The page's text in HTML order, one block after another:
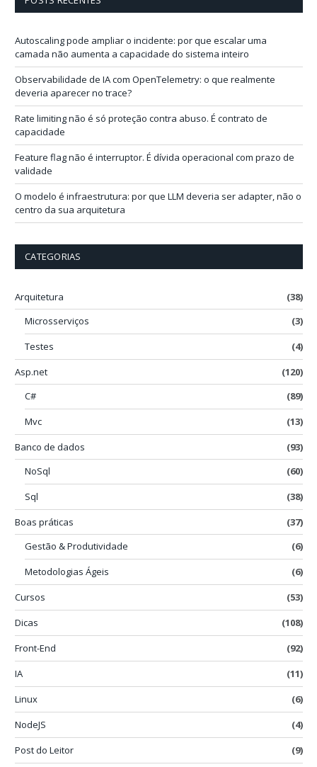
i
l
Autoscaling pode ampliar o incidente: por que escalar uma
camada não aumenta a capacidade do sistema inteiro
Observabilidade de IA com OpenTelemetry: o que realmente
deveria aparecer no trace?
Rate limiting não é só proteção contra abuso. É contrato de
capacidade
Feature flag não é interruptor. É dívida operacional com prazo de
validade
O modelo é infraestrutura: por que LLM deveria ser adapter, não o
centro da sua arquitetura
CATEGORIAS
Arquitetura
(38)
Microsserviços
(3)
Testes
(4)
Asp.net
(120)
C#
(89)
Mvc
(13)
Banco de dados
(93)
NoSql
(60)
Sql
(38)
Boas práticas
(37)
Gestão & Produtividade
(6)
Metodologias Ágeis
(6)
Cursos
(53)
Dicas
(108)
Front-End
(92)
IA
(11)
Linux
(6)
NodeJS
(4)
Post do Leitor
(9)